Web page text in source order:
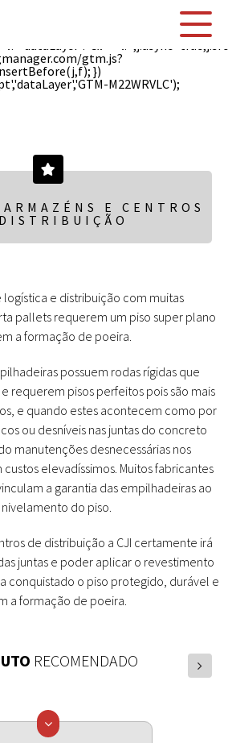
gtm.js?
})
M22WRVLC');
E CENTROS
e distribuição com muitas
pallets requerem um piso super plano
a formação de poeira.
possuem rodas rígidas que
requerem pisos perfeitos pois são mais
e quando estes acontecem como por
ou desníveis nas juntas do concreto
manutenções desnecessárias nos
elevadíssimos. Muitos fabricantes
a garantia das empilhadeiras ao
nivelamento do piso.
de distribuição a CJI certamente irá
juntas e poder aplicar o revestimento
conquistado o piso protegido, durável e
a formação de poeira.
RECOMENDADO next